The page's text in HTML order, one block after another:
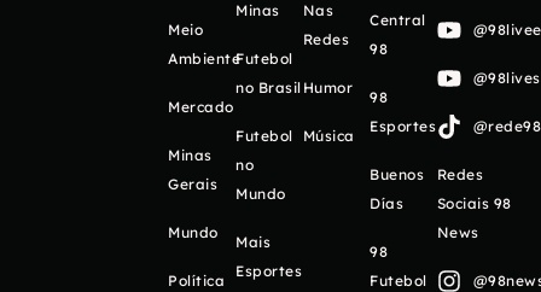
Meio
Ambiente
Mercado
Minas
Gerais
Mundo
Política
Minas
Futebol
no Brasil
Futebol
no
Mundo
Mais
Esportes
Nas
Redes
Humor
Música
Central
98
98
Esportes
Buenos
Días
98
Futebol
Redes
Sociais 98
News